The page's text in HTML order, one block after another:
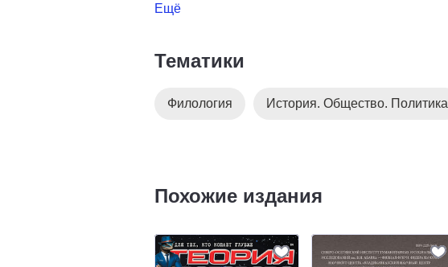
Ещё
Тематики
Филология История. Общество. Политика
Похожие издания